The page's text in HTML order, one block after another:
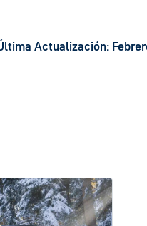
Actualización: